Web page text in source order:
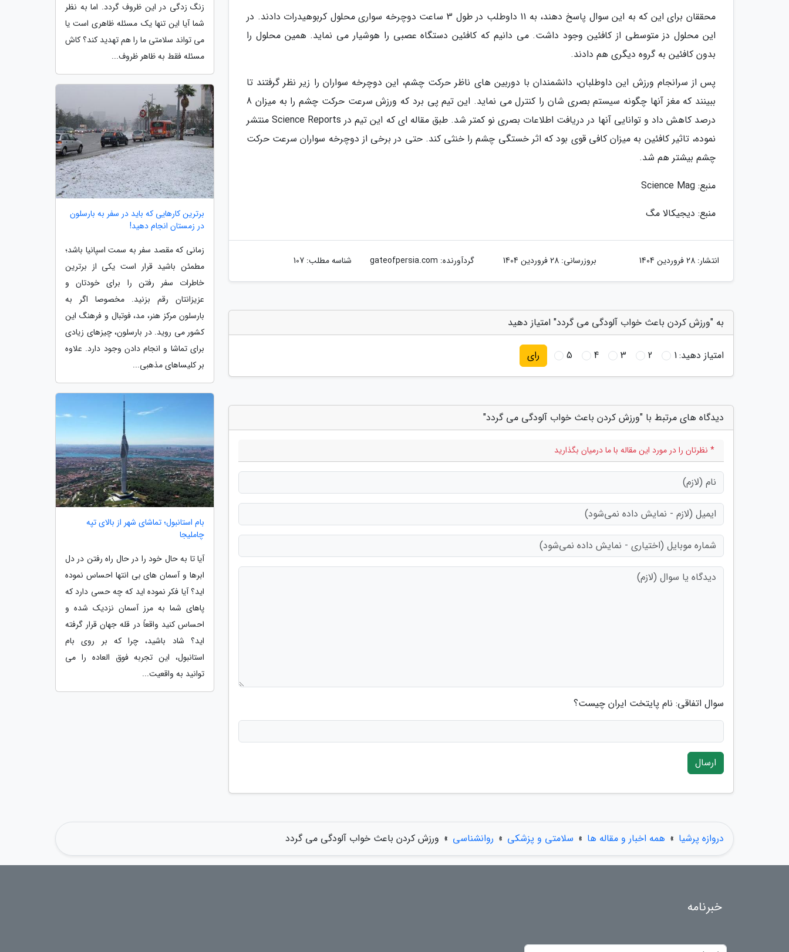
محققان برای این که به این سوال پاسخ دهند، به 11 داوطلب در طول 3 ساعت دوچرخه سواری محلول کربوهیدرات دادند. در
این محلول دز متوسطی از کافئین وجود داشت. می دانیم که کافئین دستگاه عصبی را هوشیار می نماید. همین محلول را
بدون کافئین به گروه دیگری هم دادند.
پس از سرانجام ورزش این داوطلبان، دانشمندان با دوربین های ناظر حرکت چشم، این دوچرخه سواران را زیر نظر گرفتند تا
ببینند که مغز آنها چگونه سیستم بصری شان را کنترل می نماید. این تیم پی برد که ورزش سرعت حرکت چشم را به میزان 8
درصد کاهش داد و توانایی آنها در دریافت اطلاعات بصری نو کمتر شد. طبق مقاله ای که این تیم در Science Reports منتشر
نموده، تاثیر کافئین به میزان کافی قوی بود که اثر خستگی چشم را خنثی کند. حتی در برخی از دوچرخه سواران سرعت حرکت
چشم بیشتر هم شد.
منبع: Science Mag
منبع: دیجیکالا مگ
انتشار: 28 فروردین 1404 بروزرسانی: 28 فروردین 1404 گردآورنده: gateofpersia.com شناسه مطلب: 107
به "ورزش کردن باعث خواب آلودگی می گردد" امتیاز دهید
امتیاز دهید:1
2
3
4
5 رای
دیدگاه های مرتبط با "ورزش کردن باعث خواب آلودگی می گردد"
* نظرتان را در مورد این مقاله با ما درمیان بگذارید
سوال اتفاقی: نام پایتخت ایران چیست؟
ارسال
زنگ زدگی در این ظروف گردد. اما به نظر
شما آیا این تنها یک مسئله ظاهری است یا
می تواند سلامتی ما را هم تهدید کند؟ کاش
مسئله فقط به ظاهر ظروف...
برترین کارهایی که باید در سفر به بارسلون
در زمستان انجام دهید!
زمانی که مقصد سفر به سمت اسپانیا باشد؛
مطمئن باشید قرار است یکی از برترین
خاطرات سفر رفتن را برای خودتان و
عزیزانتان رقم بزنید. مخصوصا اگر به
بارسلون مرکز هنر، مد، فوتبال و فرهنگ این
کشور می روید. در بارسلون، چیزهای زیادی
برای تماشا و انجام دادن وجود دارد. علاوه
بر کلیساهای مذهبی...
بام استانبول؛ تماشای شهر از بالای تپه
چاملیجا
آیا تا به حال خود را در حال راه رفتن در دل
ابرها و آسمان های بی انتها احساس نموده
اید؟ آیا فکر نموده اید که چه حسی دارد که
پاهای شما به مرز آسمان نزدیک شده و
احساس کنید واقعاً در قله جهان قرار گرفته
اید؟ شاد باشید، چرا که بر روی بام
استانبول، این تجربه فوق العاده را می
توانید به واقعیت...
دروازه پرشیا » همه اخبار و مقاله ها » سلامتی و پزشکی » روانشناسی » ورزش کردن باعث خواب آلودگی می گردد
خبرنامه